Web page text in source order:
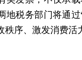
地税务部门将通
秩序、激发消费活